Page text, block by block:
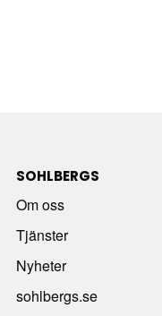
SOHLBERGS
Om oss
Tjänster
Nyheter
sohlbergs.se